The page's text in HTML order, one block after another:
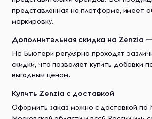
представленная на платформе, имеет
маркировку.
Дополнительная скидка на Zenzia —
На Бьютери регулярно проходят
скидки, что позволяет купить добавки
выгодным ценам.
Купить Zenzia с доставкой
Оформить заказ можно с доставкой по